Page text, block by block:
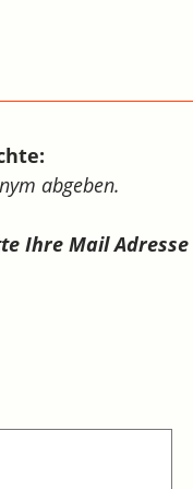
abgeben.
Ihre Mail